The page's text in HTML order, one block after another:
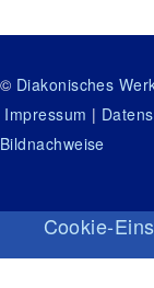
© Diakonisches
Impressum |
Bildnachweise
Cookie-